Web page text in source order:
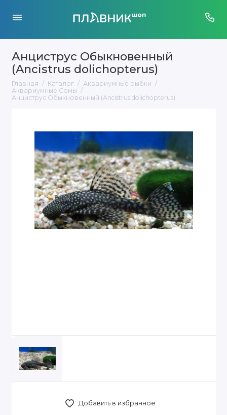
Анциструс Обыкновенный
(Ancistrus dolichopterus)
Главная Каталог
Аквариумные рыбки
Аквариумные Сомы
Анциструс Обыкновенный (Ancistrus dolichopterus)
Добавить в избранное